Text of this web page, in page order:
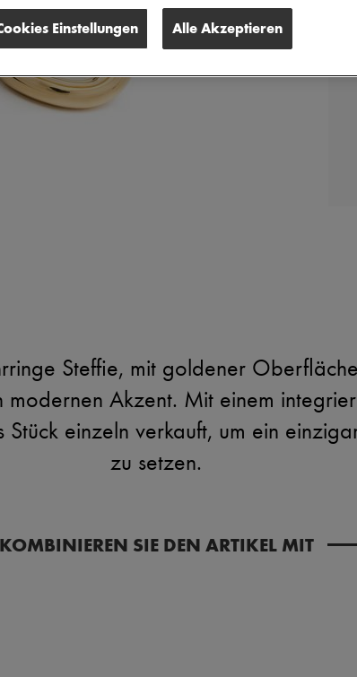
Steffie, mit goldener
modernen Akzent. Mit einem
einzeln verkauft, um ein
zu setzen.
KOMBINIEREN SIE DEN ARTIKEL MIT
Einstellungen Alle Akzeptieren